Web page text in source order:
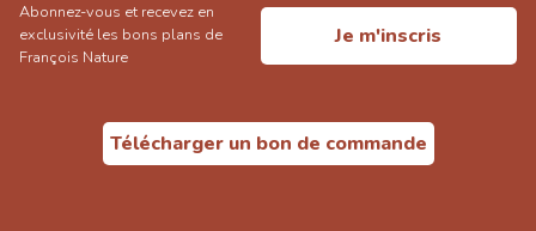
Abonnez-vous et recevez en
exclusivité les bons plans de
François Nature
Je m'inscris
Télécharger un bon de commande